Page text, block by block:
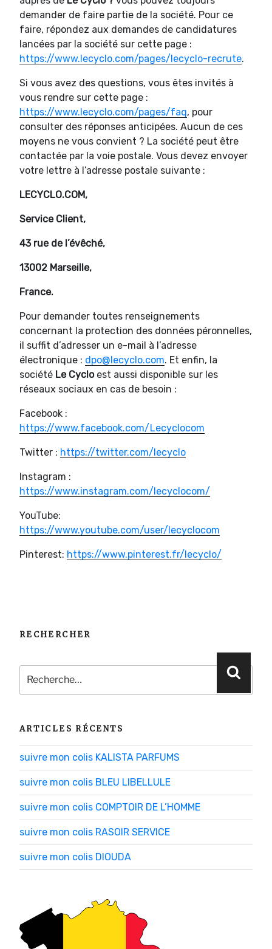
demander de faire partie de la société. Pour ce
faire, répondez aux demandes de candidatures
lancées par la société sur cette page :
https://www.lecyclo.com/pages/lecyclo-recrute.
Si vous avez des questions, vous êtes invités à
vous rendre sur cette page :
https://www.lecyclo.com/pages/faq, pour
consulter des réponses anticipées. Aucun de ces
moyens ne vous convient ? La société peut être
contactée par la voie postale. Vous devez envoyer
votre lettre à l’adresse postale suivante :
LECYCLO.COM,
Service Client,
43 rue de l’évêché,
13002 Marseille,
France.
Pour demander toutes renseignements
concernant la protection des données péronnelles,
il suffit d’adresser un e-mail à l’adresse
électronique : dpo@lecyclo.com. Et enfin, la
société Le Cyclo est aussi disponible sur les
réseaux sociaux en cas de besoin :
Facebook :
https://www.facebook.com/Lecyclocom
Twitter : https://twitter.com/lecyclo
Instagram :
https://www.instagram.com/lecyclocom/
YouTube:
https://www.youtube.com/user/lecyclocom
Pinterest: https://www.pinterest.fr/lecyclo/
RECHERCHER
Recherche
pour
:
ARTICLES RÉCENTS
suivre mon colis KALISTA PARFUMS
suivre mon colis BLEU LIBELLULE
suivre mon colis COMPTOIR DE L’HOMME
suivre mon colis RASOIR SERVICE
suivre mon colis DIOUDA